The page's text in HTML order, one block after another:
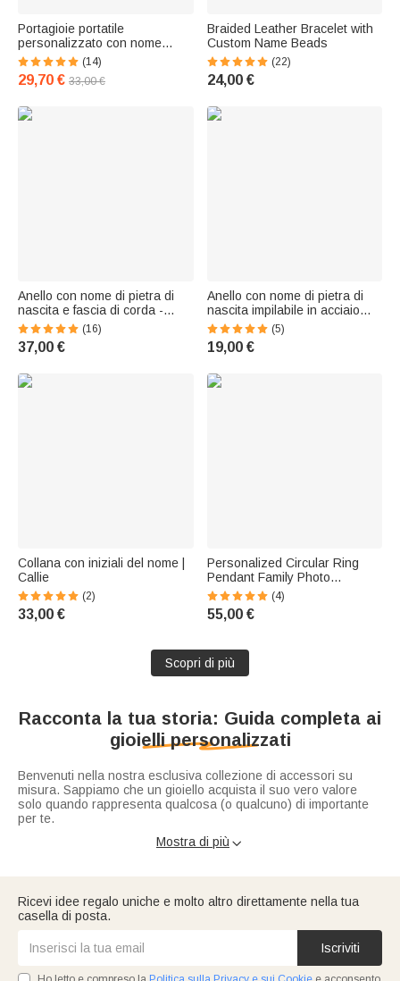
Portagioie portatile
personalizzato con nome
100% velluto italiano
essenziale per viaggio
(14)
29,70 € 33,00 €
Braided Leather Bracelet with
Custom Name Beads
(22)
24,00 €
Anello con nome di pietra di
nascita e fascia di corda -
Callie
(16)
37,00 €
Anello con nome di pietra di
nascita impilabile in acciaio
inossidabile(5)
19,00 €
Collana con iniziali del nome |
Callie
(2)
33,00 €
Personalized Circular Ring
Pendant Family Photo
Necklace
(4)
55,00 €
Scopri di più
Racconta la tua storia: Guida completa ai
gioielli personalizzati
Benvenuti nella nostra esclusiva collezione di accessori su
misura. Sappiamo che un gioiello acquista il suo vero valore
solo quando rappresenta qualcosa (o qualcuno) di importante
per te.
I gioielli personalizzati rappresentano il modo perfetto per
personalizzazione offrono infinite possibilità di stile.
Se stai cercando il pezzo perfetto per celebrare un momento
speciale, abbiamo raccolto le risposte alle domande più
frequenti per guidarti nella scelta dei tuoi gioielli personalizzati.
Mostra di più 
Ricevi idee regalo uniche e molto altro direttamente nella tua
casella di posta.
Iscriviti